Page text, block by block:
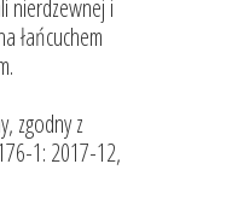
nierdzewnej i
łańcuchem
zgodny z
1: 2017-12,